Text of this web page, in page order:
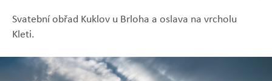
Svatební obřad Kuklov u Brloha a oslava na vrcholu
Kleti.